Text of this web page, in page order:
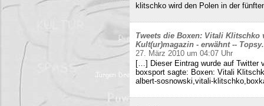
klitschko wird den Polen in der
Tweets die Boxen: Vitali Klitschko
Kult(ur)magazin - erwähnt --
27. März 2010 um 04:07 Uhr
[…] Dieser Eintrag wurde auf Twitter
boxsport sagte: Boxen: Vitali
albert-sosnowski,vitali-